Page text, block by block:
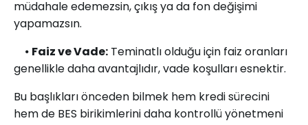
müdahale edemezsin, çıkış ya da fon değişimi
yapamazsın.
⦁ Faiz ve Vade: Teminatlı olduğu için faiz oranları
genellikle daha avantajlıdır, vade koşulları esnektir.
Bu başlıkları önceden bilmek hem kredi sürecini
hem de BES birikimlerini daha kontrollü yönetmeni